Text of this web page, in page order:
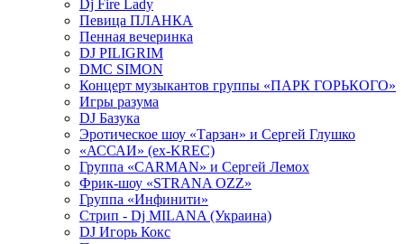
Dj Fire Lady
Певица ПЛАНКА
Пенная вечеринка
DJ PILIGRIM
DMC SIMON
Концерт музыкантов группы «ПАРК ГОРЬКОГО»
Игры разума
DJ Базука
Эротическое шоу «Тарзан» и Сергей Глушко
«АССАИ» (ex-KREC)
Группа «CARMAN» и Сергей Лемох
Фрик-шоу «STRANA OZZ»
Группа «Инфинити»
Стрип - Dj MILANA (Украина)
DJ Игорь Кокс